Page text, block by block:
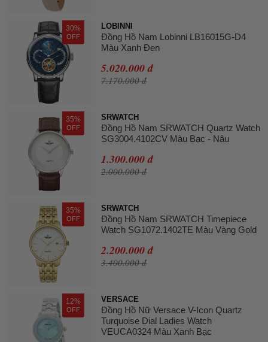
30%
OFF
LOBINNI
Đồng Hồ Nam Lobinni LB16015G-D4
Màu Xanh Đen
5.020.000 đ
7.170.000 đ
35%
OFF
SRWATCH
Đồng Hồ Nam SRWATCH Quartz Watch
SG3004.4102CV Màu Bạc - Nâu
1.300.000 đ
2.000.000 đ
35%
OFF
SRWATCH
Đồng Hồ Nam SRWATCH Timepiece
Watch SG1072.1402TE Màu Vàng Gold
2.200.000 đ
3.400.000 đ
12%
OFF
VERSACE
Đồng Hồ Nữ Versace V-Icon Quartz
Turquoise Dial Ladies Watch
VEUCA0324 Màu Xanh Bạc